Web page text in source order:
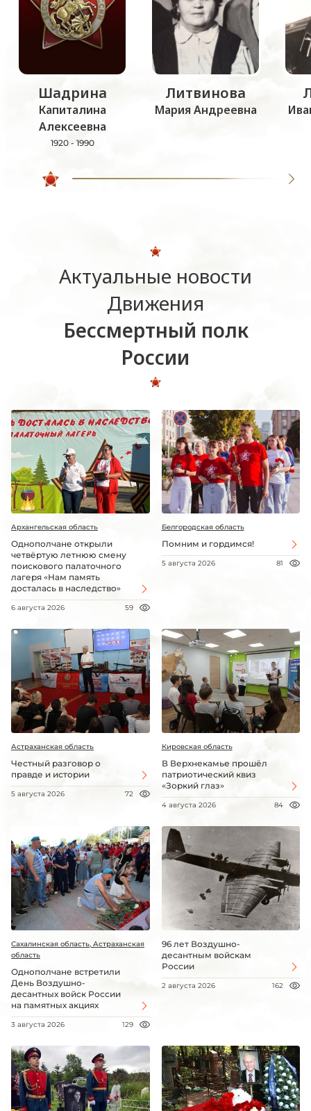
Шадрина
Капиталина
Алексеевна
1920 - 1990
Литвинова
Мария Андреевна
Актуальные новости
Движения
Бессмертный полк
России
Архангельская область
Однополчане открыли
четвёртую летнюю смену
поискового палаточного
лагеря «Нам память
досталась в наследство»
6 августа 2026 59
Белгородская область
Помним и гордимся!
5 августа 2026 81
Астраханская область
Честный разговор о
правде и истории
5 августа 2026 72
Кировская область
В Верхнекамье прошёл
патриотический квиз
«Зоркий глаз»
4 августа 2026 84
Сахалинская область, Астраханская
область
Однополчане встретили
День Воздушно-
десантных войск России
на памятных акциях
3 августа 2026 129
96 лет Воздушно-
десантным войскам
России
2 августа 2026 162